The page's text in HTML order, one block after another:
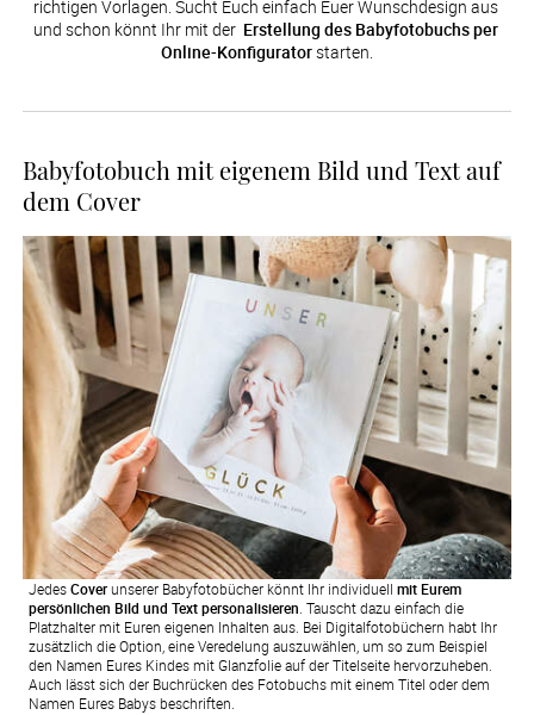
richtigen Vorlagen. Sucht Euch einfach Euer Wunschdesign aus
und schon könnt Ihr mit der Erstellung des Babyfotobuchs per
Online-Konfigurator starten.
Babyfotobuch mit eigenem Bild und Text auf
dem Cover
JedesCoverunserer Babyfotobücher könnt Ihr individuell mit Eurem
persönlichen Bild und Text personalisieren. Tauscht dazu einfach die
Platzhalter mit Euren eigenen Inhalten aus. Bei Digitalfotobüchern habt Ihr
zusätzlich die Option, eine Veredelung auszuwählen, um so zum Beispiel
den Namen Eures Kindes mit Glanzfolie auf der Titelseite hervorzuheben.
Auch lässt sich der Buchrücken des Fotobuchs mit einem Titel oder dem
Namen Eures Babys beschriften.